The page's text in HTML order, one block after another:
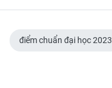
Chuyên trang Hà Nội
điểm chuẩn đại học 2023